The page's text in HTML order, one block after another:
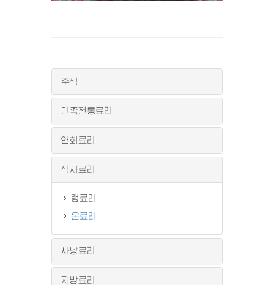
주식
민족전통료리
연회료리
식사료리
랭료리
온료리
사냥료리
지방료리